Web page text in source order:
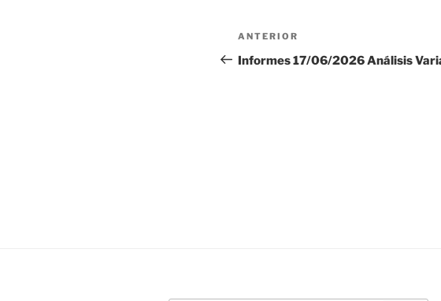
Navegación
de
Entrada
anterior:
ANTERIOR
Informes 17/06/2026 Análisis